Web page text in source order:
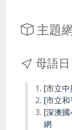
主題
母語日
[市立
[市立
[深澳
網